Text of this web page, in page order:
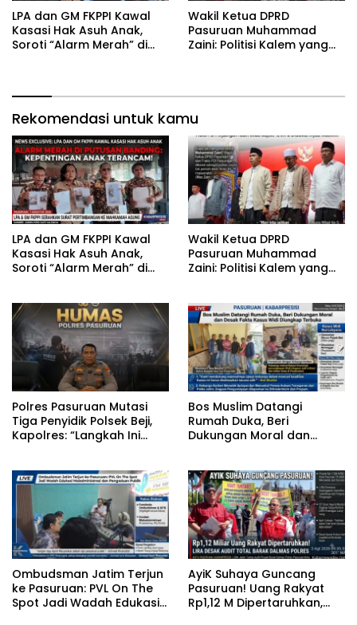
‎LPA dan GM FKPPI Kawal
Kasasi Hak Asuh Anak,
Soroti “Alarm Merah” di
‎Wakil Ketua DPRD
Pasuruan Muhammad
Zaini: Politisi Kalem yang
Rekomendasi untuk kamu
‎LPA dan GM FKPPI Kawal
Kasasi Hak Asuh Anak,
Soroti “Alarm Merah” di
‎Wakil Ketua DPRD
Pasuruan Muhammad
Zaini: Politisi Kalem yang
Masyarakat ‎
‎Polres Pasuruan Mutasi
Tiga Penyidik Polsek Beji,
Kapolres: “Langkah Ini
‎Bos Muslim Datangi
Rumah Duka, Beri
Dukungan Moral dan
‎Ombudsman Jatim Terjun
ke Pasuruan: PVL On The
Spot Jadi Wadah Edukasi
‎AyiK Suhaya Guncang
Pasuruan! Uang Rakyat
Rp1,12 M Dipertaruhkan,